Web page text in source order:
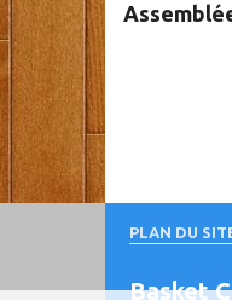
PLAN DU
Basket